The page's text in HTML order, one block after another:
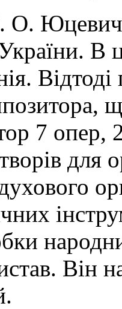
О. Юцевич
В
Відтоді
7 опер,
для
Він